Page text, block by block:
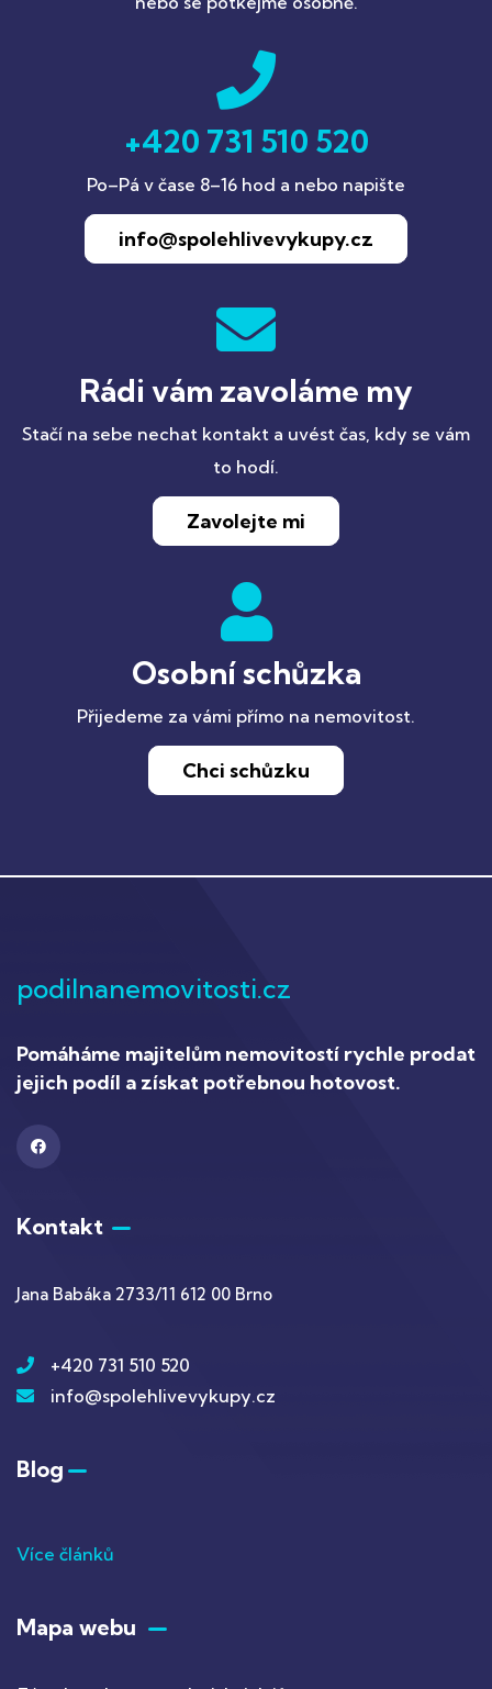
+420 731 510 520
Po–Pá v čase 8–16 hod a nebo napište
info@spolehlivevykupy.cz
Rádi vám zavoláme my
Stačí na sebe nechat kontakt a uvést čas, kdy se vám
to hodí.
Zavolejte mi
Osobní schůzka
Přijedeme za vámi přímo na nemovitost.
Chci schůzku
podilnanemovitosti.cz
Pomáháme majitelům nemovitostí rychle prodat
jejich podíl a získat potřebnou hotovost.
Facebook
Kontakt
Jana Babáka 2733/11 612 00 Brno
+420 731 510 520
info@spolehlivevykupy.cz
Blog
Více článků
Mapa webu